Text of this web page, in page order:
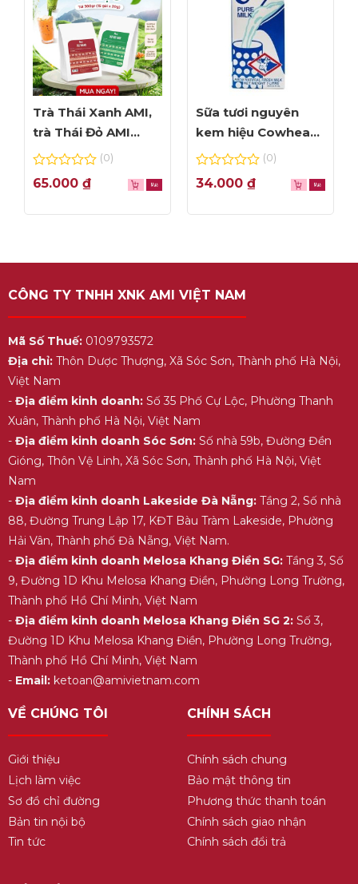
Trà Thái Xanh AMI,
trà Thái Đỏ AMI
thơm ngon, túi lọc
0
out
5
(0)
65.000 ₫
Sữa tươi nguyên
kem hiệu Cowhead
– hộp 1L
0
out
5
(0)
34.000 ₫
CÔNG TY TNHH XNK AMI VIỆT NAM
Mã Số Thuế:0109793572
Địa chỉ:Thôn Dược Thượng, Xã Sóc Sơn, Thành phố Hà Nội,
Việt Nam
- Địa điểm kinh doanh:Số 35 Phố Cự Lộc, Phường Thanh
Xuân, Thành phố Hà Nội, Việt Nam
- Địa điểm kinh doanh Sóc Sơn:Số nhà 59b, Đường Đền
Gióng, Thôn Vệ Linh, Xã Sóc Sơn, Thành phố Hà Nội, Việt
Nam
- Địa điểm kinh doanh Lakeside Đà Nẵng:Tầng 2, Số nhà
88, Đường Trung Lập 17, KĐT Bàu Tràm Lakeside, Phường
Hải Vân, Thành phố Đà Nẵng, Việt Nam.
- Địa điểm kinh doanh Melosa Khang Điền SG:Tầng 3, Số
9, Đường 1D Khu Melosa Khang Điền, Phường Long Trường,
Thành phố Hồ Chí Minh, Việt Nam
- Địa điểm kinh doanh Melosa Khang Điền SG 2:Số 3,
Đường 1D Khu Melosa Khang Điền, Phường Long Trường,
Thành phố Hồ Chí Minh, Việt Nam
- Email:ketoan@amivietnam.com
VỀ CHÚNG TÔI
Giới thiệu
Lịch làm việc
Sơ đồ chỉ đường
Bản tin nội bộ
Tin tức
CHÍNH SÁCH
Chính sách chung
Bảo mật thông tin
Phương thức thanh toán
Chính sách giao nhận
Chính sách đổi trả